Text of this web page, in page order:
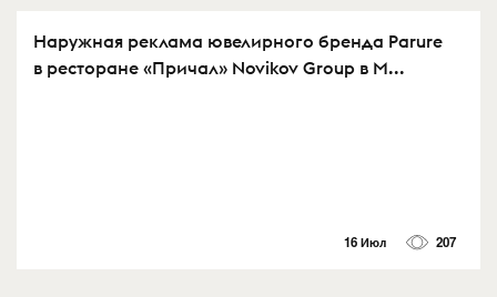
Наружная реклама ювелирного бренда Parure
в ресторане «Причал» Novikov Group в М...
16 Июл 207